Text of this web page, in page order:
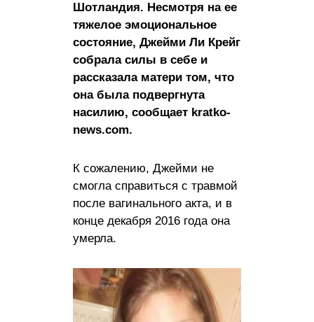
Шотландия. Несмотря на ее
тяжелое эмоциональное
состояние, Джейми Ли Крейг
собрала силы в себе и
рассказала матери том, что
она была подвергнута
насилию, сообщает kratko-
news.com.
К сожалению, Джейми не
смогла справиться с травмой
после вагинального акта, и в
конце декабря 2016 года она
умерла.